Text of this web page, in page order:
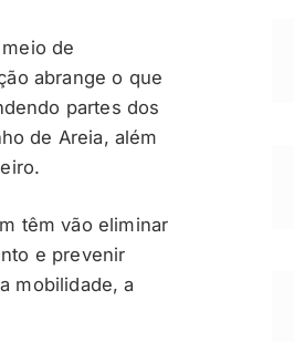
de
abrange o que
partes dos
de Areia, além
têm vão eliminar
e prevenir
mobilidade, a